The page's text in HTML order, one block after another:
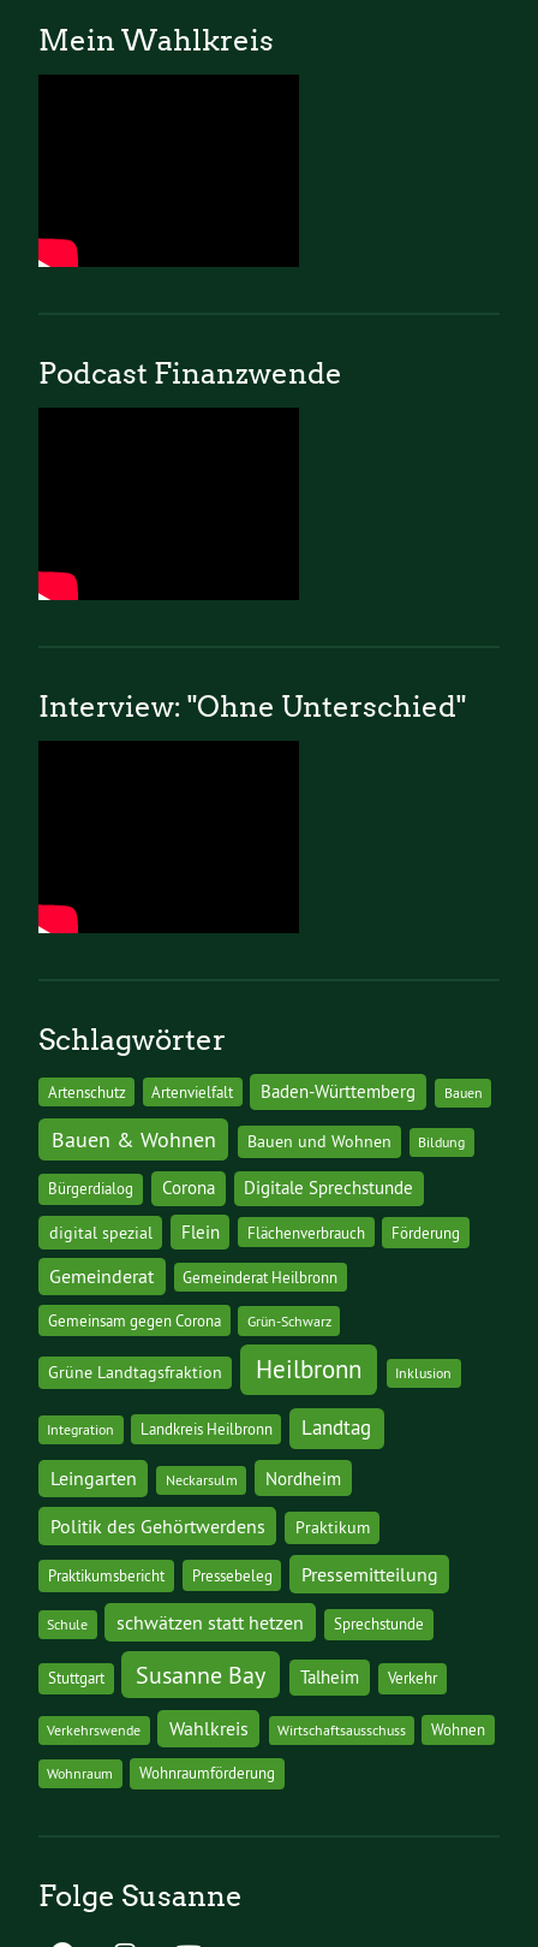
Mein Wahlkreis
Podcast Finanzwende
Interview: "Ohne Unterschied"
Schlagwörter
Artenschutz Artenvielfalt Baden-Württemberg Bauen
Bauen & Wohnen Bauen und Wohnen Bildung
Bürgerdialog Corona Digitale Sprechstunde
digital spezial Flein Flächenverbrauch Förderung
Gemeinderat Gemeinderat Heilbronn
Gemeinsam gegen Corona Grün-Schwarz
Grüne Landtagsfraktion Heilbronn Inklusion
Integration Landkreis Heilbronn Landtag
Leingarten Neckarsulm Nordheim
Politik des Gehörtwerdens Praktikum
Praktikumsbericht Pressebeleg Pressemitteilung
Schule schwätzen statt hetzen Sprechstunde
Stuttgart Susanne Bay Talheim Verkehr
Verkehrswende Wahlkreis Wirtschaftsausschuss Wohnen
Wohnraum Wohnraumförderung
Folge Susanne